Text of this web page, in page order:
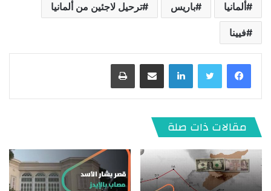
ألمانيا باريس ترحيل لاجئين من ألمانيا
فيينا
لينكدإن
مقالات ذات صلة